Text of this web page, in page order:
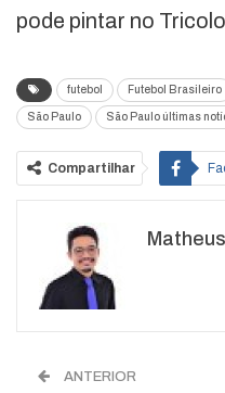
pode pintar no
futebol Futebol Brasileiro
São Paulo São Paulo últimas
Compartilhar
WhatsApp
ANTERIOR